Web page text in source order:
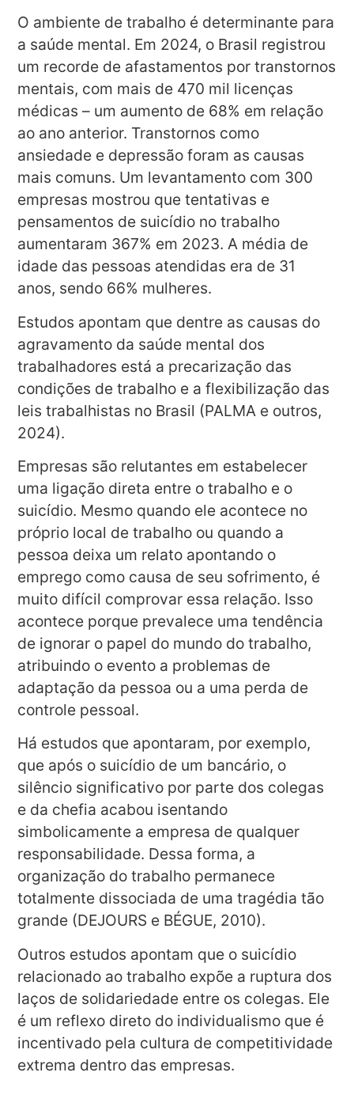
O ambiente de trabalho é determinante para
a saúde mental. Em 2024, o Brasil registrou
um recorde de afastamentos por transtornos
mentais, com mais de 470 mil licenças
médicas – um aumento de 68% em relação
ao ano anterior. Transtornos como
ansiedade e depressão foram as causas
mais comuns. Um levantamento com 300
empresas mostrou que tentativas e
pensamentos de suicídio no trabalho
aumentaram 367% em 2023. A média de
idade das pessoas atendidas era de 31
anos, sendo 66% mulheres.
Estudos apontam que dentre as causas do
agravamento da saúde mental dos
trabalhadores está a precarização das
condições de trabalho e a flexibilização das
leis trabalhistas no Brasil (PALMA e outros,
2024).
Empresas são relutantes em estabelecer
uma ligação direta entre o trabalho e o
suicídio. Mesmo quando ele acontece no
próprio local de trabalho ou quando a
pessoa deixa um relato apontando o
emprego como causa de seu sofrimento, é
muito difícil comprovar essa relação. Isso
acontece porque prevalece uma tendência
de ignorar o papel do mundo do trabalho,
atribuindo o evento a problemas de
adaptação da pessoa ou a uma perda de
controle pessoal.
Há estudos que apontaram, por exemplo,
que após o suicídio de um bancário, o
silêncio significativo por parte dos colegas
e da chefia acabou isentando
simbolicamente a empresa de qualquer
responsabilidade. Dessa forma, a
organização do trabalho permanece
totalmente dissociada de uma tragédia tão
grande (DEJOURS e BÉGUE, 2010).
Outros estudos apontam que o suicídio
relacionado ao trabalho expõe a ruptura dos
laços de solidariedade entre os colegas. Ele
é um reflexo direto do individualismo que é
incentivado pela cultura de competitividade
extrema dentro das empresas.